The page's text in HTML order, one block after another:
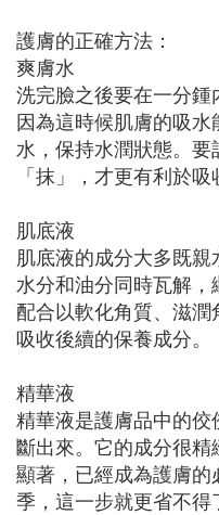
護膚的正確方法：
爽膚水
洗完臉之後要在一分鍾
因為這時候肌膚的吸
水，保持水潤狀態。
「抹」，才更有利於吸
肌底液
肌底液的成分大多既
水分和油分同時瓦解
配合以軟化角質、滋
吸收後續的保養成分。
精華液
精華液是護膚品中的
斷出來。它的成分很
顯著，已經成為護膚
季，這一步就更省不得